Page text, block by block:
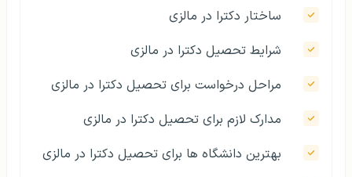
ساختار دکترا در مالزی
شرایط تحصیل دکترا در مالزی
مراحل درخواست برای تحصیل دکترا در مالزی
مدارک لازم برای تحصیل دکترا در مالزی
بهترین دانشگاه‌ ها برای تحصیل دکترا در مالزی